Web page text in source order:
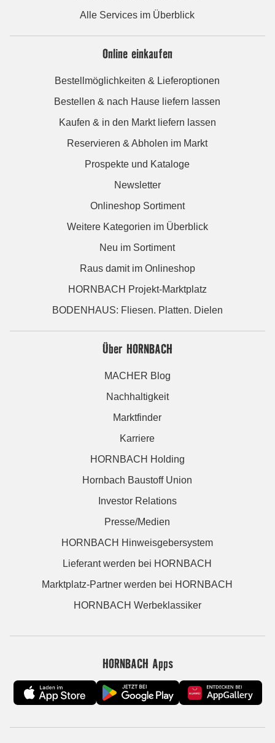
Alle Services im Überblick
Online einkaufen
Bestellmöglichkeiten & Lieferoptionen
Bestellen & nach Hause liefern lassen
Kaufen & in den Markt liefern lassen
Reservieren & Abholen im Markt
Prospekte und Kataloge
Newsletter
Onlineshop Sortiment
Weitere Kategorien im Überblick
Neu im Sortiment
Raus damit im Onlineshop
HORNBACH Projekt-Marktplatz
BODENHAUS: Fliesen. Platten. Dielen
Über HORNBACH
MACHER Blog
Nachhaltigkeit
Marktfinder
Karriere
HORNBACH Holding
Hornbach Baustoff Union
Investor Relations
Presse/Medien
HORNBACH Hinweisgebersystem
Lieferant werden bei HORNBACH
Marktplatz-Partner werden bei HORNBACH
HORNBACH Werbeklassiker
HORNBACH Apps